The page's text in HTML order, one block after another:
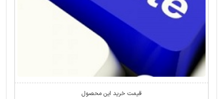
قیمت خرید این محصول